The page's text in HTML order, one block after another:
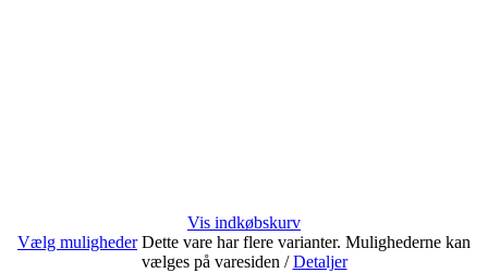
Vis indkøbskurv
Vælg muligheder Dette vare har flere varianter. Mulighederne kan
vælges på varesiden / Detaljer